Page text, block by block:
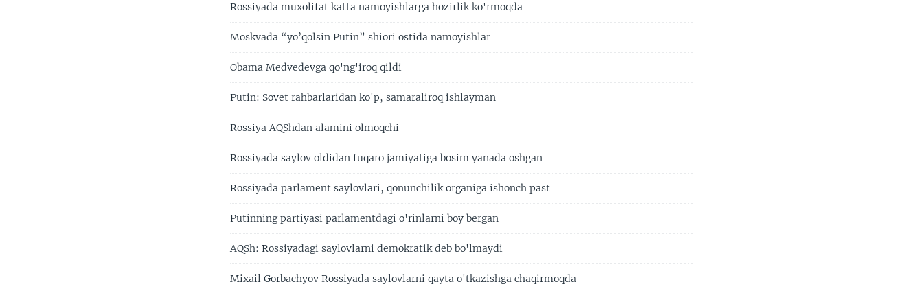
Rossiyada muxolifat katta namoyishlarga hozirlik ko'rmoqda
Moskvada “yo’qolsin Putin” shiori ostida namoyishlar
Obama Medvedevga qo'ng'iroq qildi
Putin: Sovet rahbarlaridan ko'p, samaraliroq ishlayman
Rossiya AQShdan alamini olmoqchi
Rossiyada saylov oldidan fuqaro jamiyatiga bosim yanada oshgan
Rossiyada parlament saylovlari, qonunchilik organiga ishonch past
Putinning partiyasi parlamentdagi o'rinlarni boy bergan
AQSh: Rossiyadagi saylovlarni demokratik deb bo'lmaydi
Mixail Gorbachyov Rossiyada saylovlarni qayta o'tkazishga chaqirmoqda